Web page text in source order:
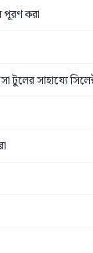
পূরণ করা
সাহায্যে